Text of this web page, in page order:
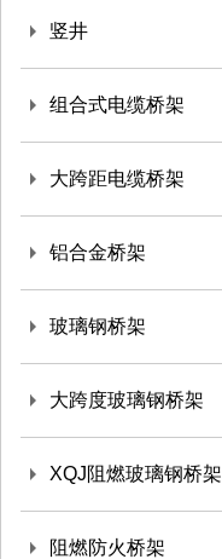
竖井
组合式电缆桥架
大跨距电缆桥架
铝合金桥架
玻璃钢桥架
大跨度玻璃钢桥架
XQJ阻燃玻璃钢桥架
阻燃防火桥架